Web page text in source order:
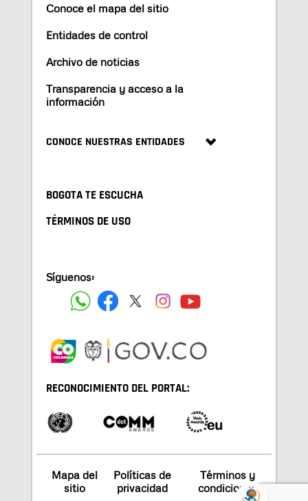
Conoce el mapa del sitio
Entidades de control
Archivo de noticias
Transparencia y acceso a la
información
CONOCE NUESTRAS ENTIDADES
BOGOTA TE ESCUCHA
TÉRMINOS DE USO
Síguenos:
RECONOCIMIENTO DEL PORTAL:
Mapa del
sitio
Políticas de
privacidad
Términos y
condiciones